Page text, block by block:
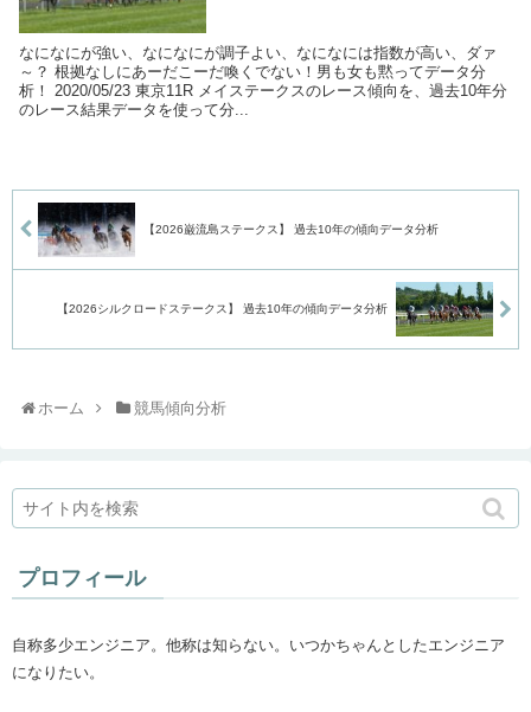
なになにが強い、なになにが調子よい、なになには指数が高い、ダァ
～？ 根拠なしにあーだこーだ喚くでない！男も女も黙ってデータ分
析！ 2020/05/23 東京11R メイステークスのレース傾向を、過去10年分
のレース結果データを使って分...
【2026巌流島ステークス】 過去10年の傾向データ分析
【2026シルクロードステークス】 過去10年の傾向データ分析
ホーム 競馬傾向分析
プロフィール
自称多少エンジニア。他称は知らない。いつかちゃんとしたエンジニア
になりたい。